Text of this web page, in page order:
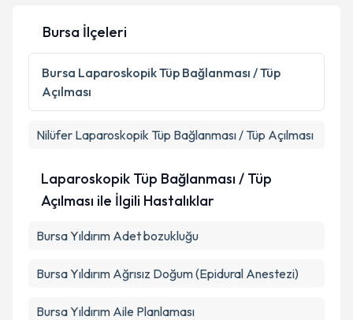
Bursa İlçeleri
Bursa Laparoskopik Tüp Bağlanması / Tüp
Açılması
Nilüfer Laparoskopik Tüp Bağlanması / Tüp Açılması
Laparoskopik Tüp Bağlanması / Tüp
Açılması ile İlgili Hastalıklar
Bursa Yıldırım Adet bozukluğu
Bursa Yıldırım Ağrısız Doğum (Epidural Anestezi)
Bursa Yıldırım Aile Planlaması